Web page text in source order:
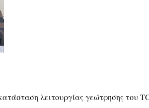
λειτουργίας γεώτρησης του